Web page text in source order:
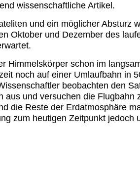
wissenschaftliche Artikel.
und ein möglicher Absturz
Oktober und Dezember des
Himmelskörper schon im
noch auf einer Umlaufbahn in
beobachten den
aus und versuchen die Flugbahn
die Reste der Erdatmosphäre
zum heutigen Zeitpunkt jedoch